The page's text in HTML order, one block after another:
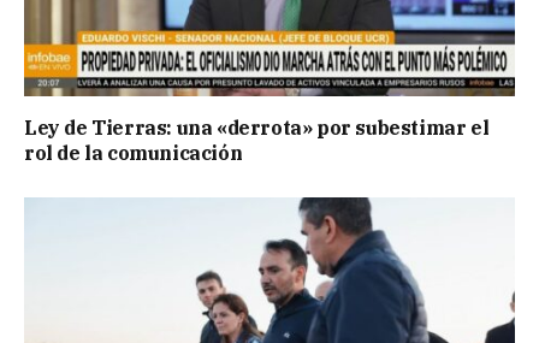
Ley de Tierras: una «derrota» por subestimar el
rol de la comunicación